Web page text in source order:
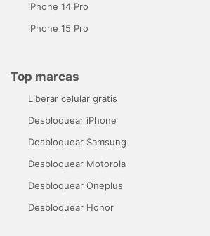
iPhone 14 Pro
iPhone 15 Pro
Top marcas
Liberar celular gratis
Desbloquear iPhone
Desbloquear Samsung
Desbloquear Motorola
Desbloquear Oneplus
Desbloquear Honor